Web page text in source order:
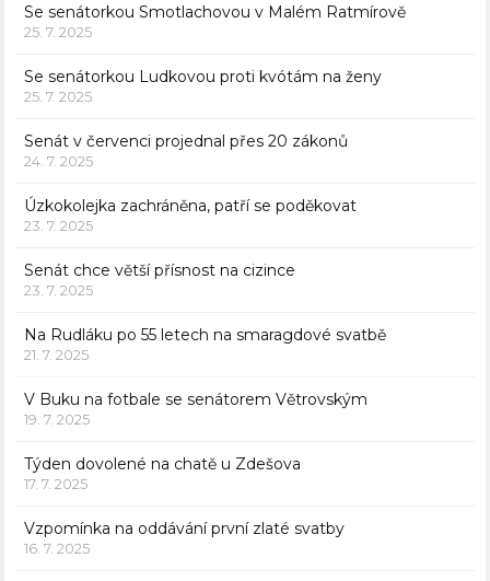
Se senátorkou Smotlachovou v Malém Ratmírově
25. 7. 2025
Se senátorkou Ludkovou proti kvótám na ženy
25. 7. 2025
Senát v červenci projednal přes 20 zákonů
24. 7. 2025
Úzkokolejka zachráněna, patří se poděkovat
23. 7. 2025
Senát chce větší přísnost na cizince
23. 7. 2025
Na Rudláku po 55 letech na smaragdové svatbě
21. 7. 2025
V Buku na fotbale se senátorem Větrovským
19. 7. 2025
Týden dovolené na chatě u Zdešova
17. 7. 2025
Vzpomínka na oddávání první zlaté svatby
16. 7. 2025